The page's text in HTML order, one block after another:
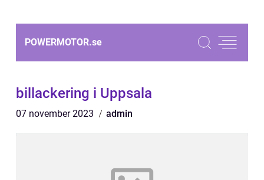
POWERMOTOR.se
billackering i Uppsala
07 november 2023 admin